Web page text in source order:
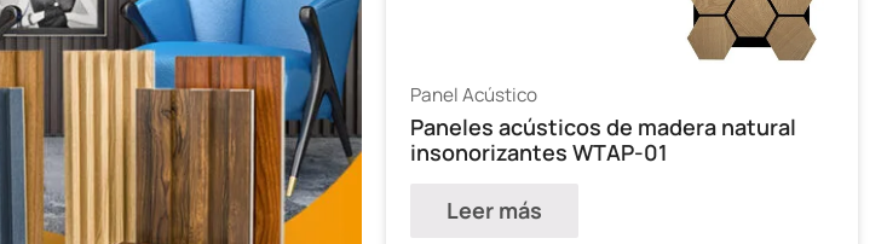
Panel Acústico
Paneles acústicos de madera natural
insonorizantes WTAP-01
Leer más